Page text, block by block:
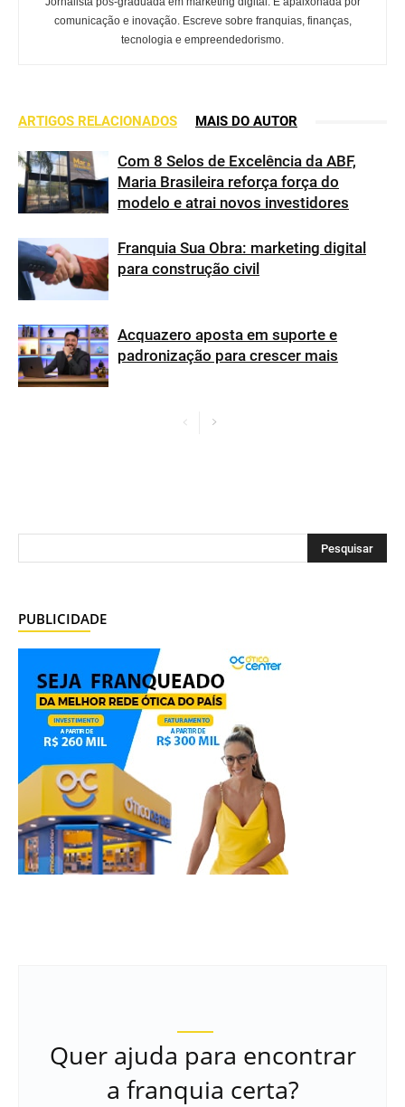
comunicação e inovação. Escreve sobre franquias, finanças,
tecnologia e empreendedorismo.
ARTIGOS RELACIONADOS MAIS DO AUTOR
Com 8 Selos de Excelência da ABF,
Maria Brasileira reforça força do
modelo e atrai novos investidores
Franquia Sua Obra: marketing digital
para construção civil
Acquazero aposta em suporte e
padronização para crescer mais
PUBLICIDADE
Quer ajuda para encontrar
a franquia certa?